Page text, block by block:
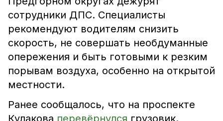
сотрудники ДПС. Специалисты
рекомендуют водителям снизить
скорость, не совершать необдуманные
опережения и быть готовыми к резким
порывам воздуха, особенно на открытой
местности.
Ранее сообщалось, что на проспекте
Кулакова перевёрнулся грузовик.